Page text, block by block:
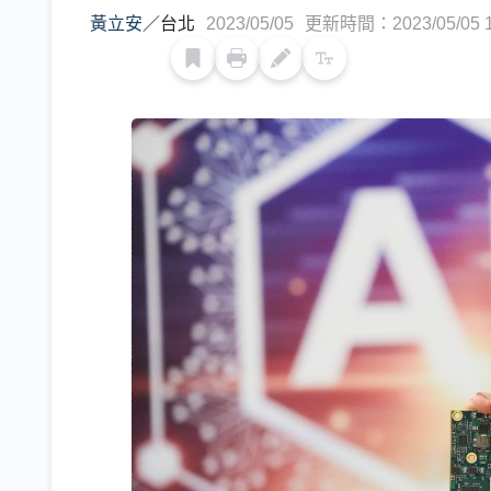
黃立安 ／台北 2023/05/05 更新時間：2023/05/05